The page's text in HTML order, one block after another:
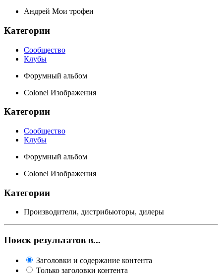
Андрей Мои трофеи
Категории
Сообщество
Клубы
Форумный альбом
Colonel Изображения
Категории
Сообщество
Клубы
Форумный альбом
Colonel Изображения
Категории
Производители, дистрибьюторы, дилеры
Поиск результатов в...
Заголовки и содержание контента
Только заголовки контента